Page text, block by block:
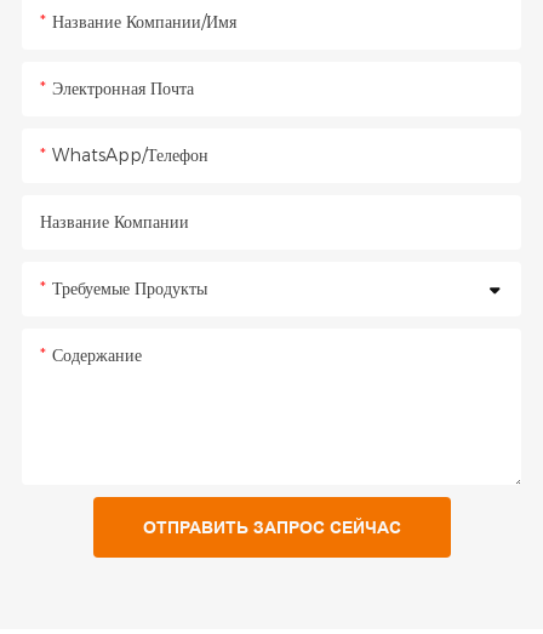
Название Компании/Имя
Электронная Почта
WhatsApp/Телефон
Название Компании
Требуемые Продукты
Содержание
ОТПРАВИТЬ ЗАПРОС СЕЙЧАС